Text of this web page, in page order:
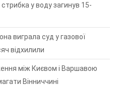
стрибка у воду загинув 15-
виграла суд у газової
відхилили
між Києвом і Варшавою
Вінниччині